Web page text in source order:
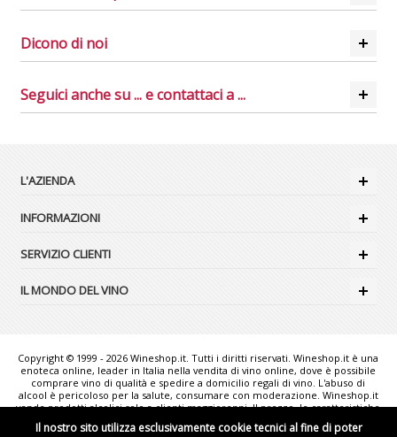
Il nostro sito utilizza esclusivamente cookie tecnici al fine di poter
Dicono di noi
Seguici anche su ... e contattaci a ...
L'AZIENDA
INFORMAZIONI
SERVIZIO CLIENTI
IL MONDO DEL VINO
Copyright © 1999 - 2026 Wineshop.it. Tutti i diritti riservati. Wineshop.it è una
enoteca online, leader in Italia nella vendita di vino online, dove è possibile
comprare vino di qualità e spedire a domicilio regali di vino. L'abuso di
alcool è pericoloso per la salute, consumare con moderazione. Wineshop.it
vende prodotti alcolici solo a clienti maggiorenni. Il prezzo, le caratteristiche
e la disponibilità dei prodotti possono variare senza preavviso. Le foto
rappresentate sono puramente illustrative e possono non corrispondere